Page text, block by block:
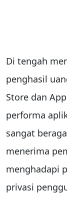
Di tengah
penghasil
Store dan
performa
sangat
menerima
menghadapi
privasi